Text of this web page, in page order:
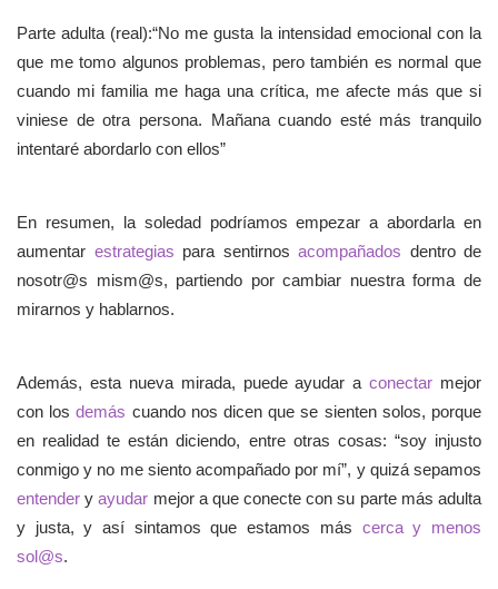
Parte adulta (real):“No me gusta la intensidad emocional con la
que me tomo algunos problemas, pero también es normal que
cuando mi familia me haga una crítica, me afecte más que si
viniese de otra persona. Mañana cuando esté más tranquilo
intentaré abordarlo con ellos”
En resumen, la soledad podríamos empezar a abordarla en
aumentar estrategias para sentirnos acompañados dentro de
nosotr@s mism@s, partiendo por cambiar nuestra forma de
mirarnos y hablarnos.
Además, esta nueva mirada, puede ayudar aconectar mejor
con losdemás cuando nos dicen que se sienten solos, porque
en realidad te están diciendo, entre otras cosas: “soy injusto
conmigo y no me siento acompañado por mí”, y quizá sepamos
entender yayudar mejor a que conecte con su parte más adulta
y justa, y así sintamos que estamos más cerca y menos
sol@s.